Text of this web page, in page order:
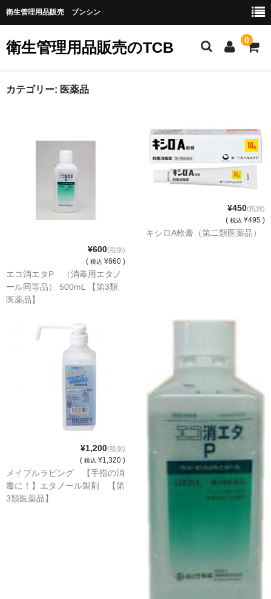
衛生管理用品販売 ブンシン
衛生管理用品販売のTCB 0
お勧め商品
指定第二類医薬品
第二類医薬品
第三類医薬品
グローブなど
作業時につかうもの
消毒薬・用品
洗浄用用品
スタジオ用品
特商法にもとづく表記
送料・手数料
カート
カテゴリー: 医薬品
¥600(税別)
( 税込 ¥660 )
エコ消エタP （消毒用エタノ
ール同等品） 500mL 【第3類
医薬品】
¥450(税別)
( 税込 ¥495 )
キシロA軟膏（第二類医薬品）
¥1,200(税別)
( 税込 ¥1,320 )
メイプルラビング 【手指の消
毒に！】エタノール製剤 【第
3類医薬品】